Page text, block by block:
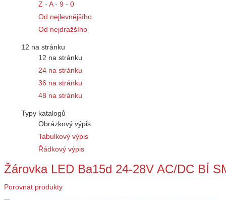
Z - A - 9 - 0
Od nejlevnějšího
Od nejdražšího
12 na stránku
12 na stránku
24 na stránku
36 na stránku
48 na stránku
Typy katalogů
Obrázkový výpis
Tabulkový výpis
Řádkový výpis
Žárovka LED Ba15d 24-28V AC/DC BÍ
Porovnat produkty